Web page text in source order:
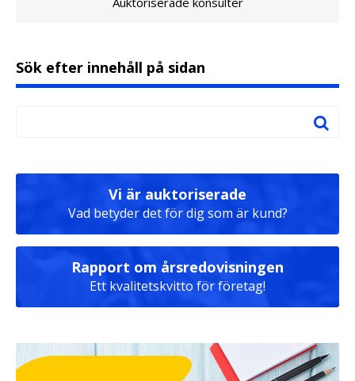
Sök efter innehåll på sidan
Vi är auktoriserade
Vad betyder det för dig som är kund?
Rapport om årsredovisningen
Ett kvalitetskvitto för företag!